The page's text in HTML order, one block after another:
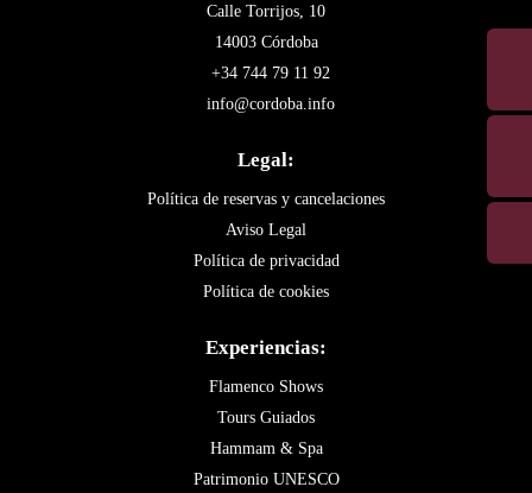
Calle Torrijos, 10
14003 Córdoba
+34 744 79 11 92
info@cordoba.info
Legal:
Política de reservas y cancelaciones
Aviso Legal
Política de privacidad
Política de cookies
Experiencias:
Flamenco Shows
Tours Guiados
Hammam & Spa
Patrimonio UNESCO